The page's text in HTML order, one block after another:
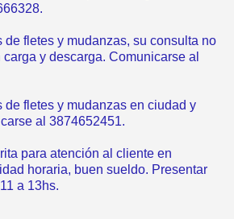
fletes y mudanzas, su consulta no
y descarga. Comunicarse al
fletes y mudanzas en ciudad y
al 3874652451.
para atención al cliente en
horaria, buen sueldo. Presentar
a 13hs.